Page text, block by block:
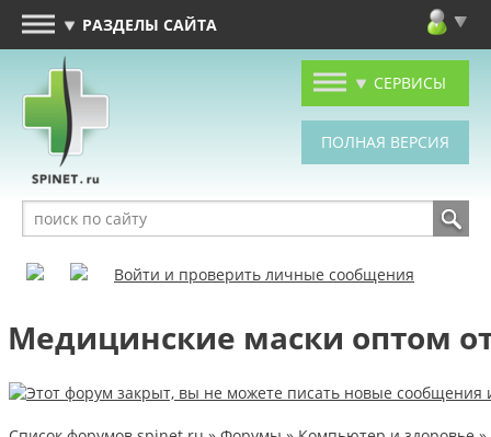
РАЗДЕЛЫ САЙТА
СЕРВИСЫ
Войти и проверить личные сообщения
Медицинские маски оптом